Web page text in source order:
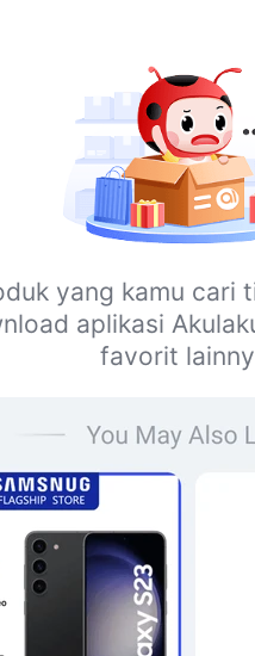
yang kamu cari
aplikasi
favorit